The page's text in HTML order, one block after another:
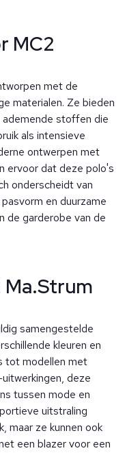
MC2
met de
materialen. Ze bieden
stoffen die
als intensieve
ontwerpen met
ervoor dat deze polo's
onderscheidt van
en duurzame
de garderobe van de
Ma.Strum
samengestelde
kleuren en
tot modellen met
deze
tussen mode en
uitstraling
maar ze kunnen ook
een blazer voor een